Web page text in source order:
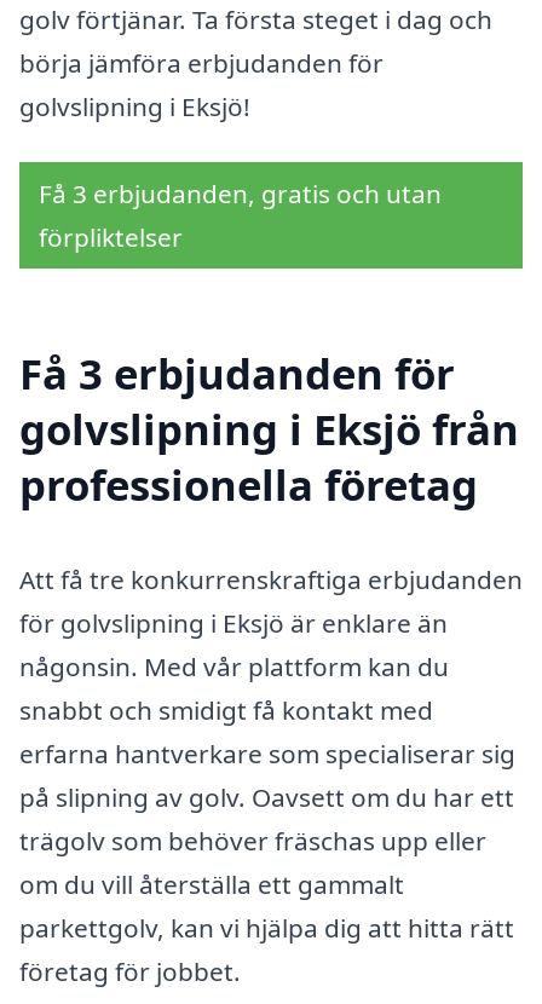
golv förtjänar. Ta första steget i dag och
börja jämföra erbjudanden för
golvslipning i Eksjö!
Få 3 erbjudanden, gratis och utan
förpliktelser
Få 3 erbjudanden för
golvslipning i Eksjö från
professionella företag
Att få tre konkurrenskraftiga erbjudanden
för golvslipning i Eksjö är enklare än
någonsin. Med vår plattform kan du
snabbt och smidigt få kontakt med
erfarna hantverkare som specialiserar sig
på slipning av golv. Oavsett om du har ett
trägolv som behöver fräschas upp eller
om du vill återställa ett gammalt
parkettgolv, kan vi hjälpa dig att hitta rätt
företag för jobbet.